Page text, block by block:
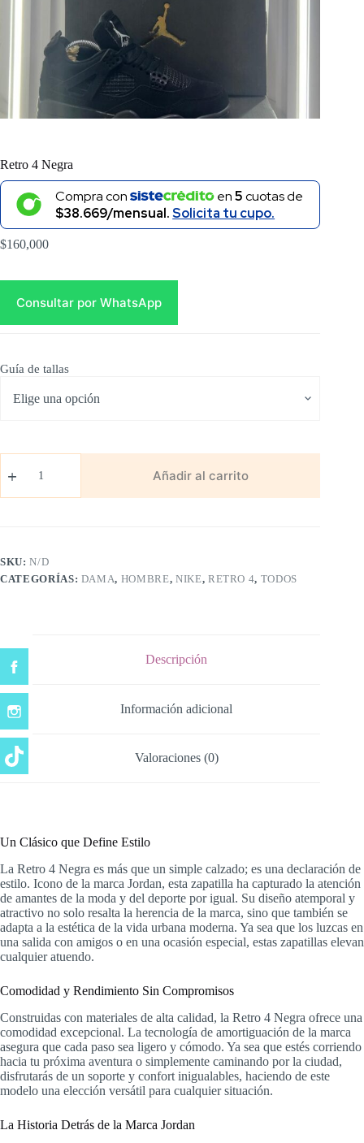
Retro 4 Negra
Compra con en5cuotas de
$38.669/mensual.Solicita tu cupo.
$160,000
Consultar por WhatsApp
Guía de tallas
cantidad
Añadir al carrito
SKU:N/D
CATEGORÍAS: DAMA, HOMBRE, NIKE, RETRO 4, TODOS
Descripción
Información adicional
Valoraciones (0)
Un Clásico que Define Estilo
La Retro 4 Negra es más que un simple calzado; es una declaración de
estilo. Icono de la marca Jordan, esta zapatilla ha capturado la atención
de amantes de la moda y del deporte por igual. Su diseño atemporal y
atractivo no solo resalta la herencia de la marca, sino que también se
adapta a la estética de la vida urbana moderna. Ya sea que los luzcas en
una salida con amigos o en una ocasión especial, estas zapatillas elevan
cualquier atuendo.
Comodidad y Rendimiento Sin Compromisos
Construidas con materiales de alta calidad, la Retro 4 Negra ofrece una
comodidad excepcional. La tecnología de amortiguación de la marca
asegura que cada paso sea ligero y cómodo. Ya sea que estés corriendo
hacia tu próxima aventura o simplemente caminando por la ciudad,
disfrutarás de un soporte y confort inigualables, haciendo de este
modelo una elección versátil para cualquier situación.
La Historia Detrás de la Marca Jordan